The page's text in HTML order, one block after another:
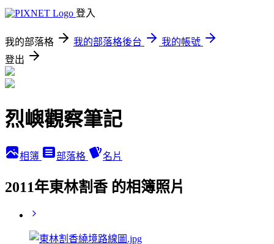
登入
我的部落格 我的部落格後台
我的帳號
登出
烈嶼觀察筆記
相簿 部落格 名片
2011年東林割香 的相簿照片